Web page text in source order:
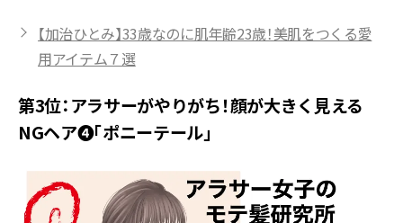
【加治ひとみ】33歳なのに肌年齢23歳！美肌をつくる愛
用アイテム７選
第3位：アラサーがやりがち！顔が大きく見える
NGヘア❹「ポニーテール」